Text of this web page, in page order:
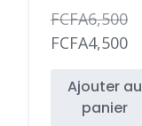
FCFA6,500
Le
initial
était :
FCFA4,500
prix
actuel
Ajouter au
panier